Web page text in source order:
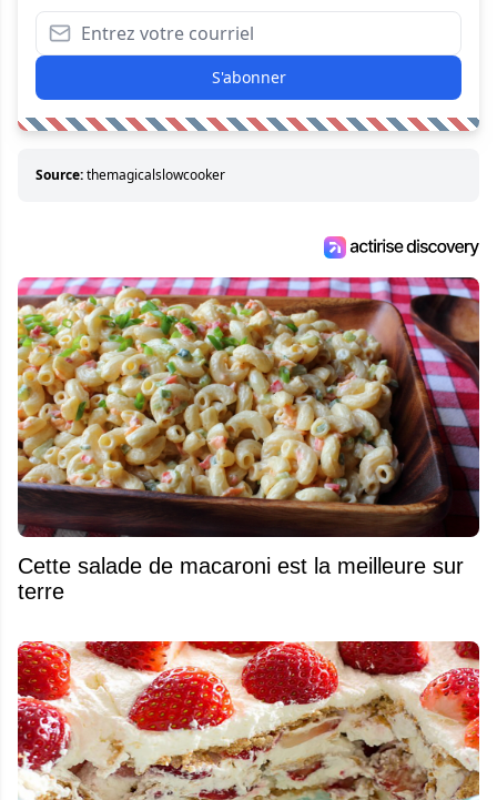
S'abonner
Source:themagicalslowcooker
Cette salade de macaroni est la meilleure sur
terre